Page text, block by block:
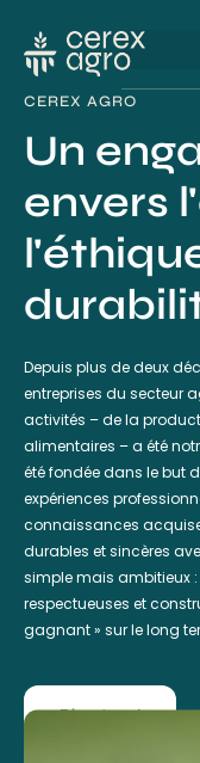
CEREX AGRO
Un
envers
Depuis plus de deux
entreprises du secteur
activités – de la
alimentaires – a été
été fondée dans le but
expériences
connaissances
durables et sincères
simple mais ambitieux
respectueuses et
gagnant » sur le long
Discutons !